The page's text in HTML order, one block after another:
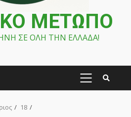
ΜΕΤΩΠΟ
ΣΕ ΟΛΗ ΤΗΝ ΕΛΛΑΔΑ!
PRIMARY
18